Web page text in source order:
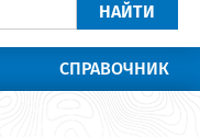
НАЙТИ
СПРАВОЧНИК